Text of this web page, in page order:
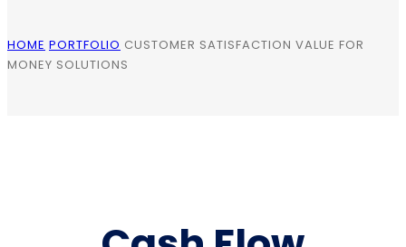
HOME PORTFOLIO CUSTOMER SATISFACTION VALUE FOR
MONEY SOLUTIONS